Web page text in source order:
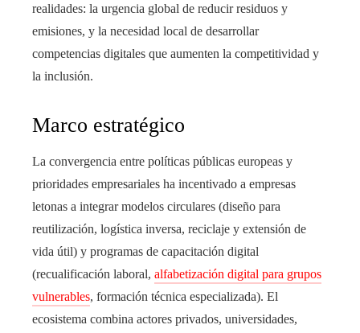
realidades: la urgencia global de reducir residuos y
emisiones, y la necesidad local de desarrollar
competencias digitales que aumenten la competitividad y
la inclusión.
Marco estratégico
La convergencia entre políticas públicas europeas y
prioridades empresariales ha incentivado a empresas
letonas a integrar modelos circulares (diseño para
reutilización, logística inversa, reciclaje y extensión de
vida útil) y programas de capacitación digital
(recualificación laboral, alfabetización digital para grupos
vulnerables, formación técnica especializada). El
ecosistema combina actores privados, universidades,